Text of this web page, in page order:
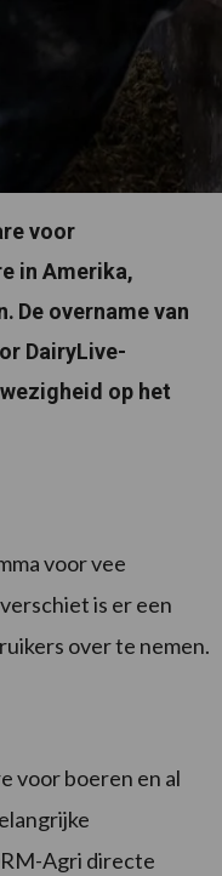
voor
in Amerika,
De overname van
DairyLive-
op het
voor vee
is er een
over te nemen.
voor boeren en al
Agri directe